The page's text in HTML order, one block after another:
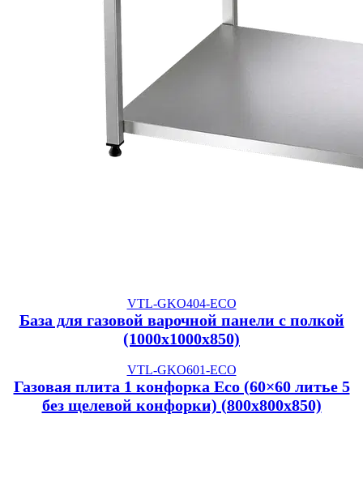
VTL-GKO404-ECO
База для газовой варочной панели с полкой
(1000x1000x850)
VTL-GKO601-ECO
Газовая плита 1 конфорка Eco (60×60 литье 5
без щелевой конфорки) (800x800x850)